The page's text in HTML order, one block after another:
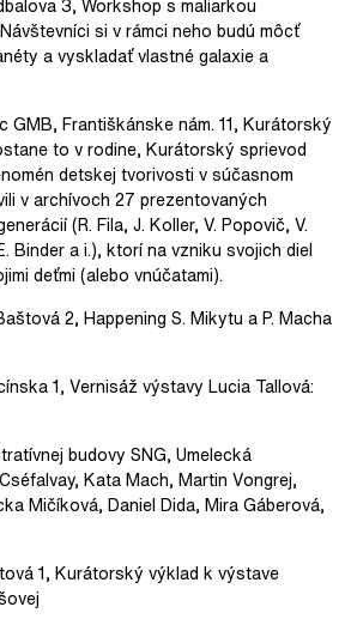
3, Workshop s maliarkou
si v rámci neho budú môcť
a vyskladať vlastné galaxie a
GMB, Františkánske nám. 11, Kurátorský
to v rodine, Kurátorský sprievod
detskej tvorivosti v súčasnom
v archívoch 27 prezentovaných
(R. Fila, J. Koller, V. Popovič, V.
Binder a i.), ktorí na vzniku svojich diel
deťmi (alebo vnúčatami).
2, Happening S. Mikytu a P. Macha
1, Vernisáž výstavy Lucia Tallová:
budovy SNG, Umelecká
Kata Mach, Martin Vongrej,
Mičíková, Daniel Dida, Mira Gáberová,
1, Kurátorský výklad k výstave